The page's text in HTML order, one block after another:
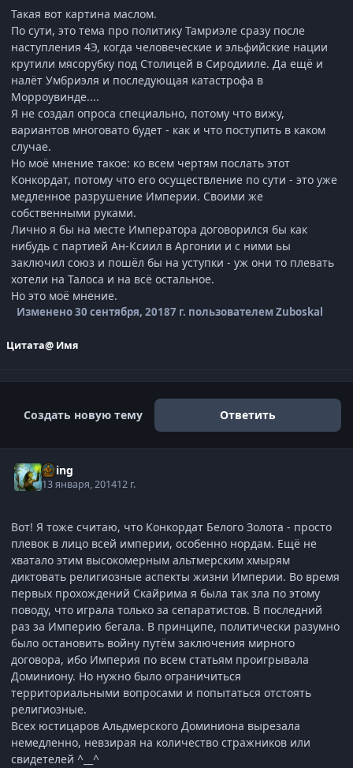
Такая вот картина маслом.
По сути, это тема про политику Тамриэле сразу после
наступления 4Э, когда человеческие и эльфийские нации
крутили мясорубку под Столицей в Сиродииле. Да ещё и
налёт Умбриэля и последующая катастрофа в
Морроувинде....
Я не создал опроса специально, потому что вижу,
вариантов многовато будет - как и что поступить в каком
случае.
Но моё мнение такое: ко всем чертям послать этот
Конкордат, потому что его осуществление по сути - это уже
медленное разрушение Империи. Своими же
собственными руками.
Лично я бы на месте Императора договорился бы как
нибудь с партией Ан-Ксиил в Аргонии и с ними ьы
заключил союз и пошёл бы на уступки - уж они то плевать
хотели на Талоса и на всё остальное.
Но это моё мнение.
Изменено30 сентября, 20187 г. пользователем Zuboskal
Цитата@ Имя
Создать новую тему Ответить
Elring
13 января, 201412 г.
Вот! Я тоже считаю, что Конкордат Белого Золота - просто
плевок в лицо всей империи, особенно нордам. Ещё не
хватало этим высокомерным альтмерским хмырям
диктовать религиозные аспекты жизни Империи. Во время
первых прохождений Скайрима я была так зла по этому
поводу, что играла только за сепаратистов. В последний
раз за Империю бегала. В принципе, политически разумно
было остановить войну путём заключения мирного
договора, ибо Империя по всем статьям проигрывала
Доминиону. Но нужно было ограничиться
территориальными вопросами и попытаться отстоять
религиозные.
Всех юстицаров Альдмерского Доминиона вырезала
немедленно, невзирая на количество стражников или
свидетелей ^__^